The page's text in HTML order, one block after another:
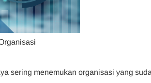
sering menemukan organisasi yang